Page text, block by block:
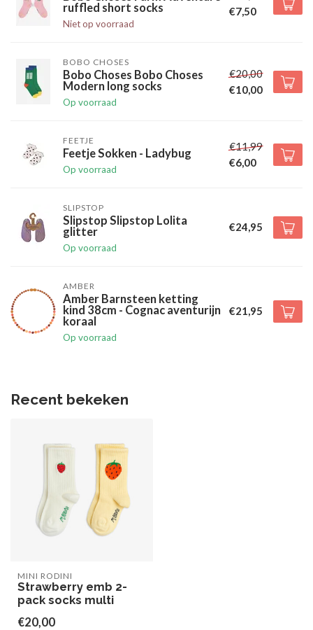
ruffled short socks
Niet op voorraad
€7,50
BOBO CHOSES
Bobo Choses Bobo Choses
Modern long socks
Op voorraad
€20,00
€10,00
FEETJE
Feetje Sokken - Ladybug
Op voorraad
€11,99
€6,00
SLIPSTOP
Slipstop Slipstop Lolita
glitter
Op voorraad
€24,95
AMBER
Amber Barnsteen ketting
kind 38cm - Cognac aventurijn
koraal
Op voorraad
€21,95
Recent bekeken
MINI RODINI
Strawberry emb 2-
pack socks multi
€20,00